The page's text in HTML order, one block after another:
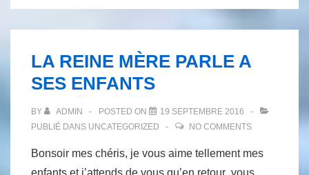
SCEAUX
LIVRE
OUVERT
LA REINE MÈRE PARLE A
SES ENFANTS
BY ADMIN POSTED ON
19 SEPTEMBRE 2016
PUBLIÉ DANS UNCATEGORIZED NO COMMENTS
Bonsoir mes chéris, je vous aime tellement mes
enfants et j’attends de vous qu’en retour ,vous